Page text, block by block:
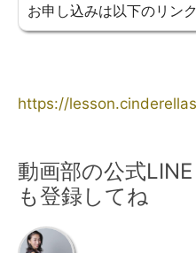
お申し込みは以下のリン
https://
動画部の公式
も登録してね